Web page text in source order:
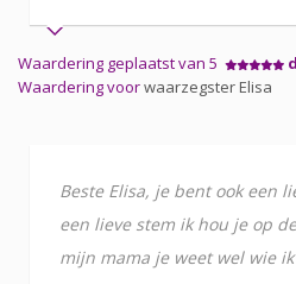
Waardering geplaatst van 5
Waardering voorwaarzegster Elisa
Beste Elisa, je bent ook een
een lieve stem ik hou je op
mijn mama je weet wel wie